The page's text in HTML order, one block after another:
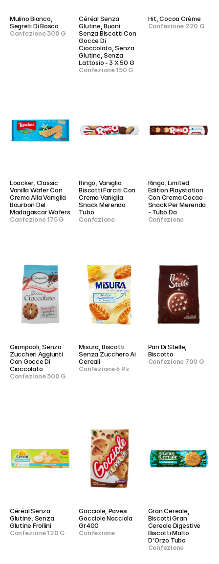
Mulino Bianco,
Segreti Di Bosco
Confezione 300 G
Céréal Senza
Glutine, Buoni
Senza Biscotti Con
Gocce Di
Cioccolato, Senza
Glutine, Senza
Lattosio - 3 X 50 G
Confezione 150 G
Hit, Cocoa Crème
Confezione 220 G
Loacker, Classic
Vanilla Wafer Con
Crema Alla Vaniglia
Bourbon Del
Madagascar Wafers
Confezione 175 G
Ringo, Vaniglia
Biscotti Farciti Con
Crema Vaniglia
Snack Merenda
Tubo
Confezione
Ringo, Limited
Edition Playstation
Con Crema Cacao -
Snack Per Merenda
- Tubo Da
Confezione
Giampaoli, Senza
Zuccheri Aggiunti
Con Gocce Di
Cioccolato
Confezione 300 G
Misura, Biscotti
Senza Zucchero Ai
Cereali
Confezione 6 Pz
Pan Di Stelle,
Biscotto
Confezione 700 G
Céréal Senza
Glutine, Senza
Glutine Frollini
Confezione 120 G
Gocciole, Pavesi
Gocciole Nocciola
Gr400
Confezione
Gran Cereale,
Biscotti Gran
Cereale Digestive
Biscotti Malto
D'Orzo Tubo
Confezione